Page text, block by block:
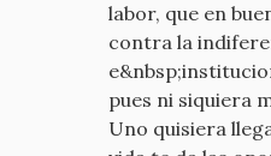
labor, que en
contra la
pues ni siquiera
Uno quisiera